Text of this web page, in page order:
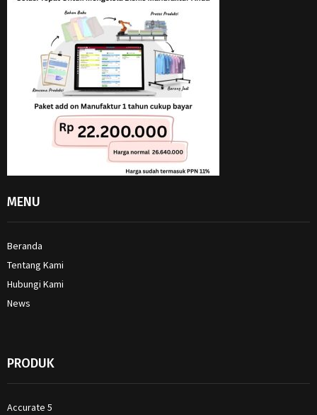
MENU
Beranda
Tentang Kami
Hubungi Kami
News
PRODUK
Accurate 5